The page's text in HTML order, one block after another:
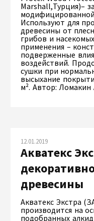
Marshall,Турция)–
Используют для
древесины от
грибов и
применения –
подверженные
воздействий.
сушки при
высыхание
м². Автор:
12.01.2019
Акватекс
древесины
Акватекс Экстра
производится на
подобранных